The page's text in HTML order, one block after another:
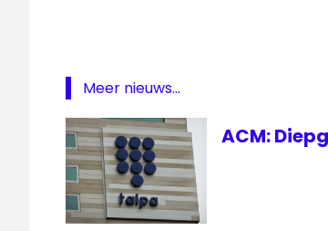
Endemol
Featured
Fusie
John
de
Mol
Meer nieuws...
ACM: